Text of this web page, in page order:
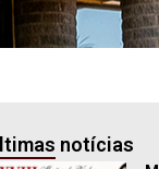
notícias